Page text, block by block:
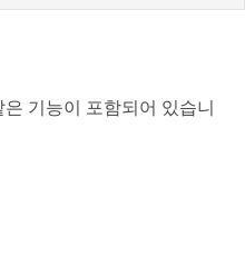
은 기능이 포함되어 있습니